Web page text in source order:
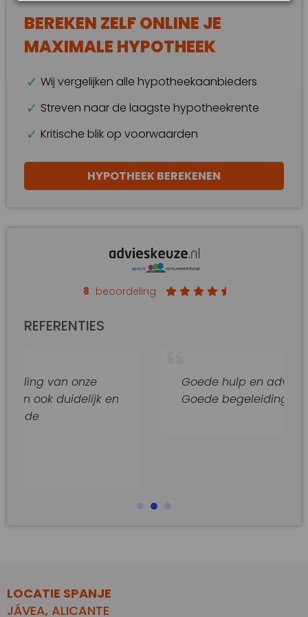
BEREKEN ZELF ONLINE JE
MAXIMALE HYPOTHEEK
Wij vergelijken alle hypotheekaanbieders
Streven naar de laagste hypotheekrente
Kritische blik op voorwaarden
HYPOTHEEK BEREKENEN
8 beoordeling
REFERENTIES
onze
en
Goede hulp en adviezen.
Goede begeleiding van dit
LOCATIE SPANJE
JÁVEA, ALICANTE